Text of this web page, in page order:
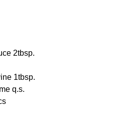
2tbsp.
1tbsp.
q.s.